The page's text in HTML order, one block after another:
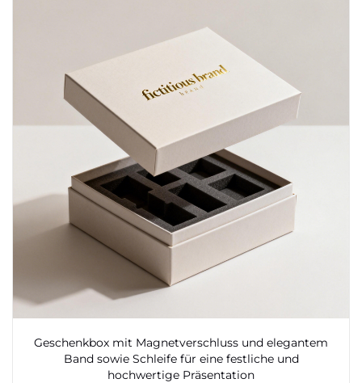
Geschenkbox mit Magnetverschluss und elegantem
Band sowie Schleife für eine festliche und
hochwertige Präsentation